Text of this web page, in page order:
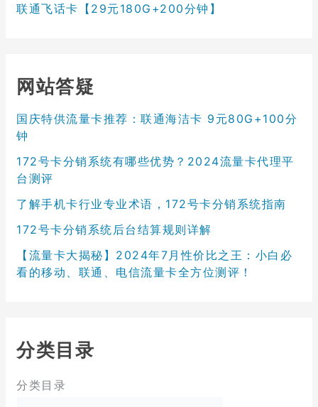
联通飞话卡【29元180G+200分钟】
网站答疑
国庆特供流量卡推荐：联通海洁卡 9元80G+100分
钟
172号卡分销系统有哪些优势？2024流量卡代理平
台测评
了解手机卡行业专业术语，172号卡分销系统指南
172号卡分销系统后台结算规则详解
【流量卡大揭秘】2024年7月性价比之王：小白必
看的移动、联通、电信流量卡全方位测评！
分类目录
分类目录